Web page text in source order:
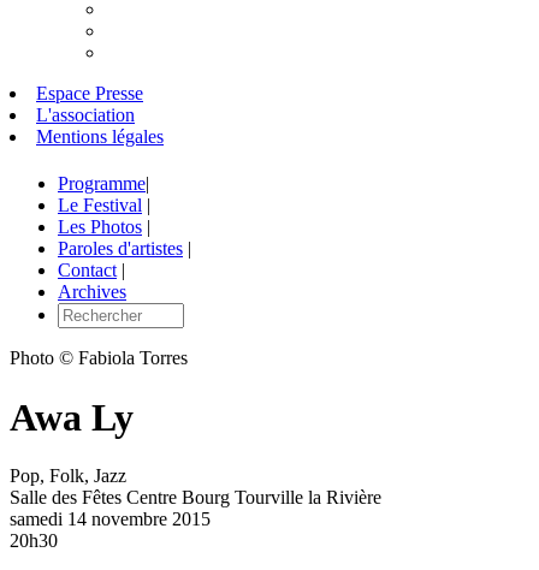
Espace Presse
L'association
Mentions légales
Programme|
Le Festival |
Les Photos |
Paroles d'artistes |
Contact |
Archives
Photo © Fabiola Torres
Awa Ly
Pop, Folk, Jazz
Salle des Fêtes Centre Bourg Tourville la Rivière
samedi 14 novembre 2015
20h30